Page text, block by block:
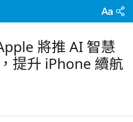
將推 AI 智慧
提升 iPhone 續航